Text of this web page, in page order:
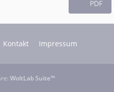
PDF
Kontakt Impressum
WoltLab Suite™